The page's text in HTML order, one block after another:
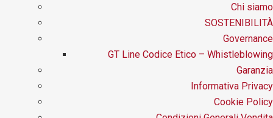
Chi siamo
SOSTENIBILITÀ
Governance
GT Line Codice Etico – Whistleblowing
Garanzia
Informativa Privacy
Cookie Policy